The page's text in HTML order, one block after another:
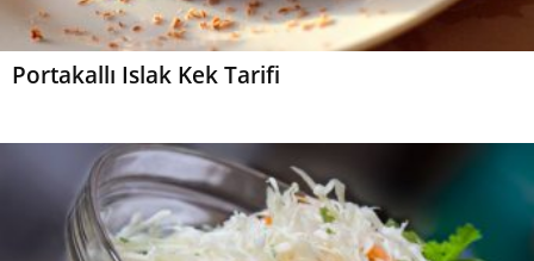
Portakallı Islak Kek Tarifi